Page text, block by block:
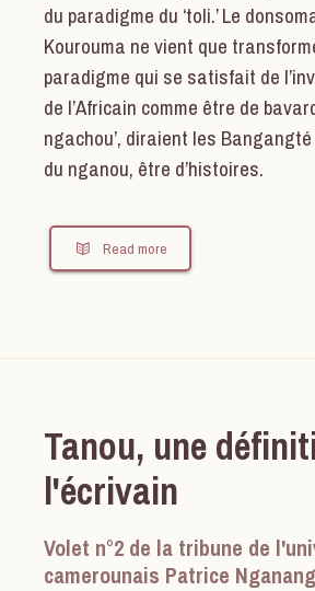
du paradigme du ‘toli.’ Le
Kourouma ne vient que
paradigme qui se satisfait de
de l’Africain comme être de
ngachou’, diraient les
du nganou, être d’histoires.
Read more
Tanou, une
l'écrivain
Volet n°2 de la tribune de
camerounais Patrice Nganang